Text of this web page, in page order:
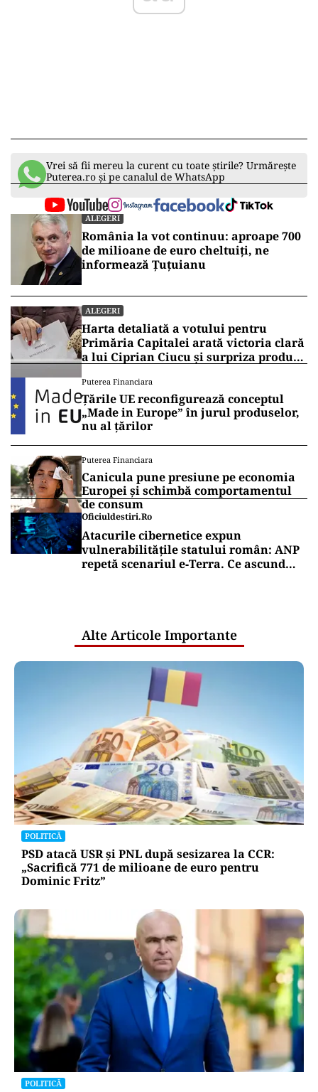
Vrei să fii mereu la curent cu toate știrile? Urmărește
Puterea.ro și pe canalul de WhatsApp
ALEGERI
România la vot continuu: aproape 700
de milioane de euro cheltuiți, ne
informează Țuțuianu
ALEGERI
Harta detaliată a votului pentru
Primăria Capitalei arată victoria clară
a lui Ciprian Ciucu și surpriza produsă
Puterea Financiara
Țările UE reconfigurează conceptul
„Made in Europe” în jurul produselor,
nu al țărilor
Puterea Financiara
Canicula pune presiune pe economia
Europei și schimbă comportamentul
de consum
Oficiuldestiri.ro
Atacurile cibernetice expun
vulnerabilitățile statului român: ANP
repetă scenariul e‑Terra. Ce ascund
Alte Articole Importante
POLITICĂ
PSD atacă USR și PNL după sesizarea la CCR:
„Sacrifică 771 de milioane de euro pentru
Dominic Fritz”
POLITICĂ